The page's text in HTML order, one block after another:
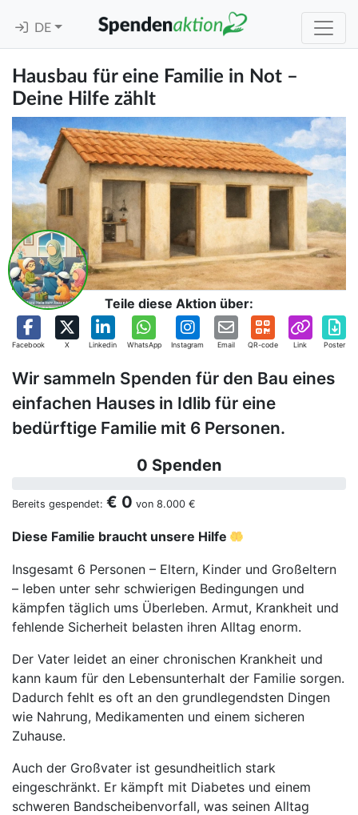
DE
Hausbau für eine Familie in Not –
Deine Hilfe zählt
Teile diese Aktion über:
Facebook X Linkedin WhatsApp Instagram Email QR-code Link Poster
Wir sammeln Spenden für den Bau eines
einfachen Hauses in Idlib für eine
bedürftige Familie mit 6 Personen.
0 Spenden
Bereits gespendet: € 0 von 8.000 €
Diese Familie braucht unsere Hilfe
Insgesamt 6 Personen – Eltern, Kinder und Großeltern
– leben unter sehr schwierigen Bedingungen und
kämpfen täglich ums Überleben. Armut, Krankheit und
fehlende Sicherheit belasten ihren Alltag enorm.
Der Vater leidet an einer chronischen Krankheit und
kann kaum für den Lebensunterhalt der Familie sorgen.
Dadurch fehlt es oft an den grundlegendsten Dingen
wie Nahrung, Medikamenten und einem sicheren
Zuhause.
Auch der Großvater ist gesundheitlich stark
eingeschränkt. Er kämpft mit Diabetes und einem
schweren Bandscheibenvorfall, was seinen Alltag